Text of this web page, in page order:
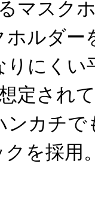
るマスク
ホルダ
りにくい
定され
ンカチで
クを採用